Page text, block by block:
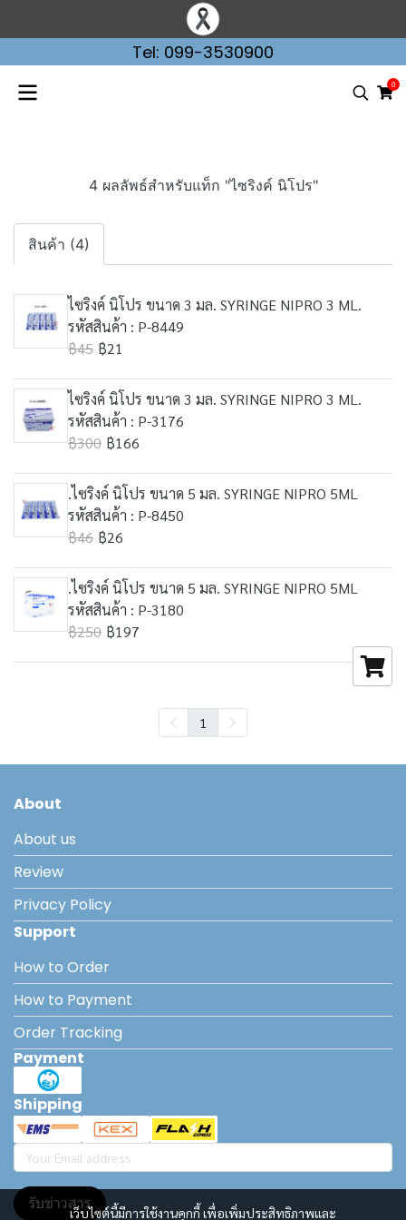
Tel: 099-3530900
0
4 ผลลัพธ์สำหรับแท็ก "ไซริงค์ นิโปร"
สินค้า (4)
ไซริงค์ นิโปร ขนาด 3 มล. SYRINGE NIPRO 3 ML.
รหัสสินค้า : P-8449
฿45 ฿21
ไซริงค์ นิโปร ขนาด 3 มล. SYRINGE NIPRO 3 ML.
รหัสสินค้า : P-3176
฿300 ฿166
.ไซริงค์ นิโปร ขนาด 5 มล. SYRINGE NIPRO 5ML
รหัสสินค้า : P-8450
฿46 ฿26
.ไซริงค์ นิโปร ขนาด 5 มล. SYRINGE NIPRO 5ML
รหัสสินค้า : P-3180
฿250 ฿197
1
เว็บไซต์นี้มีการใช้งานคุกกี้ เพื่อเพิ่มประสิทธิภาพและ
About
About us
Review
Privacy Policy
Support
How to Order
How to Payment
Order Tracking
Payment
Shipping
รับข่าวสาร